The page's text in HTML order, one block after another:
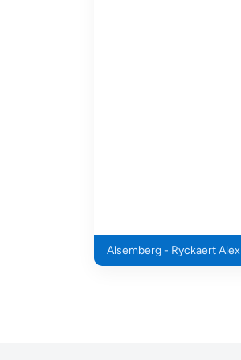
Alsemberg - Ryckaert Alex